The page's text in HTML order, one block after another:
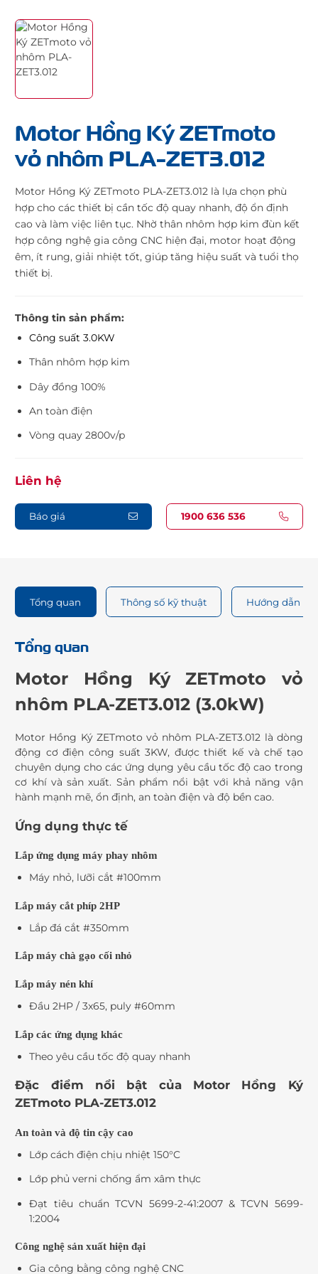
Motor Hồng Ký ZETmoto
vỏ nhôm PLA-ZET3.012
Motor Hồng Ký ZETmoto PLA-ZET3.012 là lựa chọn phù
hợp cho các thiết bị cần tốc độ quay nhanh, độ ổn định
cao và làm việc liên tục. Nhờ thân nhôm hợp kim đùn kết
hợp công nghệ gia công CNC hiện đại, motor hoạt động
êm, ít rung, giải nhiệt tốt, giúp tăng hiệu suất và tuổi thọ
thiết bị.
Thông tin sản phẩm:
Công suất 3.0KW
Thân nhôm hợp kim
Dây đồng 100%
An toàn điện
Vòng quay 2800v/p
Liên hệ
Báo giá 1900 636 536
Tổng quan Thông số kỹ thuật Hướng dẫn sử
Tổng quan
Motor Hồng Ký ZETmoto vỏ
nhôm PLA-ZET3.012 (3.0kW)
Motor Hồng Ký ZETmoto vỏ nhôm PLA-ZET3.012 là dòng
động cơ điện công suất 3KW, được thiết kế và chế tạo
chuyên dụng cho các ứng dụng yêu cầu tốc độ cao trong
cơ khí và sản xuất. Sản phẩm nổi bật với khả năng vận
hành mạnh mẽ, ổn định, an toàn điện và độ bền cao.
Ứng dụng thực tế
Lắp ứng dụng máy phay nhôm
Máy nhỏ, lưỡi cắt #100mm
Lắp máy cắt phíp 2HP
Lắp đá cắt #350mm
Lắp máy chà gạo cối nhỏ
Lắp máy nén khí
Đầu 2HP / 3x65, puly #60mm
Lắp các ứng dụng khác
Theo yêu cầu tốc độ quay nhanh
Đặc điểm nổi bật của Motor Hồng Ký
ZETmoto PLA-ZET3.012
An toàn và độ tin cậy cao
Lớp cách điện chịu nhiệt 150°C
Lớp phủ verni chống ẩm xâm thực
Đạt tiêu chuẩn TCVN 5699-2-41:2007 & TCVN 5699-
1:2004
Công nghệ sản xuất hiện đại
Gia công bằng công nghệ CNC